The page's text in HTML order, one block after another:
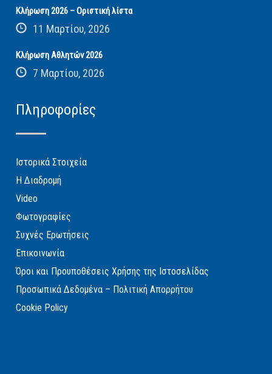
Κλήρωση 2026 – Οριστική λίστα
11 Μαρτίου, 2026
Κλήρωση Αθλητών 2026
7 Μαρτίου, 2026
Πληροφορίες
Ιστορικά Στοιχεία
Η Διαδρομή
Video
Φωτογραφίες
Συχνές Ερωτήσεις
Επικοινωνία
Όροι και Προυποθέσεις Χρήσης της Ιστοσελίδας
Προσωπικά Δεδομένα – Πολιτική Απορρήτου
Cookie Policy